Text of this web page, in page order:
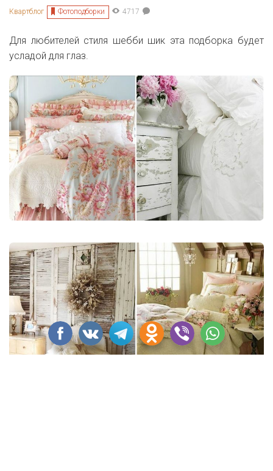
Квартблог Фотоподборки 4717
Для любителей стиля шебби шик эта подборка будет
усладой для глаз.